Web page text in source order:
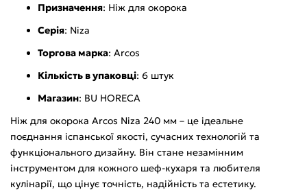
Призначення: Ніж для окорока
Серія: Niza
Торгова марка: Arcos
Кількість в упаковці: 6 штук
Магазин: BU HORECA
Ніж для окорока Arcos Niza 240 мм – це ідеальне
поєднання іспанської якості, сучасних технологій та
функціонального дизайну. Він стане незамінним
інструментом для кожного шеф-кухаря та любителя
кулінарії, що цінує точність, надійність та естетику.